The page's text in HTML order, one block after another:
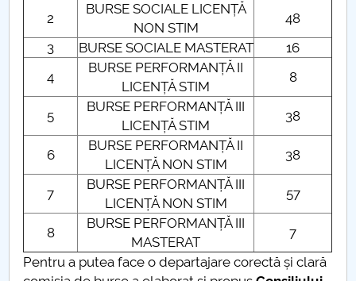
2
BURSE SOCIALE LICENȚĂ
NON STIM
48
3
BURSE SOCIALE MASTERAT
16
4
BURSE PERFORMANȚĂ II
LICENȚĂ STIM
8
5
BURSE PERFORMANȚĂ III
LICENȚĂ STIM
38
6
BURSE PERFORMANȚĂ II
LICENȚĂ NON STIM
38
7
BURSE PERFORMANȚĂ III
LICENȚĂ NON STIM
57
8
BURSE PERFORMANȚĂ III
MASTERAT
7
Pentru a putea face o departajare corectă și clară